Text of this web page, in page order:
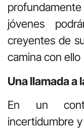
jóvenes
creyentes de
camina con ello
Una llamada a
En un
incertidumbre